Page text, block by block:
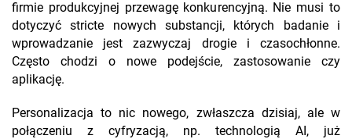
firmie produkcyjnej przewagę konkurencyjną. Nie musi to
dotyczyć stricte nowych substancji, których badanie i
wprowadzanie jest zazwyczaj drogie i czasochłonne.
Często chodzi o nowe podejście, zastosowanie czy
aplikację.
Personalizacja to nic nowego, zwłaszcza dzisiaj, ale w
połączeniu z cyfryzacją, np. technologią AI, już